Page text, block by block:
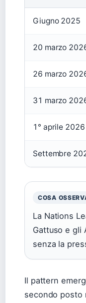
Giugno 2025
20 marzo
26 marzo
31 marzo
1° aprile 2026
Settembre
COSA
La Nations
Gattuso e gli
senza la
Il pattern
secondo posto